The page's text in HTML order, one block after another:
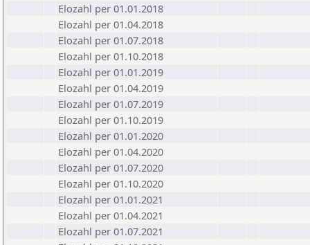
Elozahl per 01.01.2018
Elozahl per 01.04.2018
Elozahl per 01.07.2018
Elozahl per 01.10.2018
Elozahl per 01.01.2019
Elozahl per 01.04.2019
Elozahl per 01.07.2019
Elozahl per 01.10.2019
Elozahl per 01.01.2020
Elozahl per 01.04.2020
Elozahl per 01.07.2020
Elozahl per 01.10.2020
Elozahl per 01.01.2021
Elozahl per 01.04.2021
Elozahl per 01.07.2021